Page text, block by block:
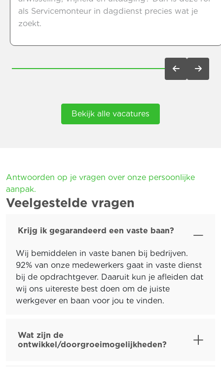
als Servicemonteur in dagdienst precies wat je
zoekt.
Bekijk alle vacatures
Antwoorden op je vragen over onze persoonlijke
aanpak.
Veelgestelde vragen
Krijg ik gegarandeerd een vaste baan?
Wij bemiddelen in vaste banen bij bedrijven.
92% van onze medewerkers gaat in vaste dienst
bij de opdrachtgever. Daaruit kun je afleiden dat
wij ons uitereste best doen om de juiste
werkgever en baan voor jou te vinden.
Wat zijn de
ontwikkel/doorgroeimogelijkheden?